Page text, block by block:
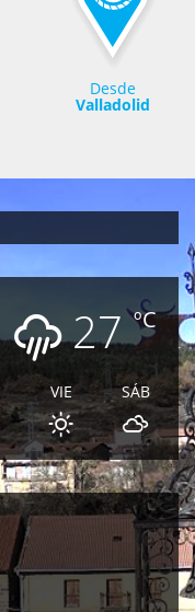
Desde
Valladolid
ºC
27
VIE SÁB